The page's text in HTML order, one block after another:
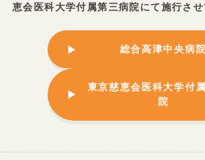
恵会医科大学付属第三病院にて施行させ
総合高津中央病院
東京慈恵会医科大学付
院